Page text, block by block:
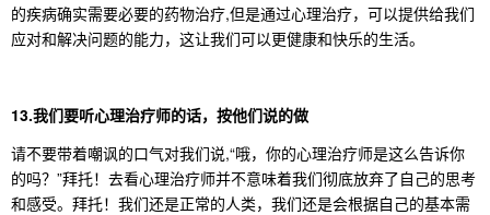
的疾病确实需要必要的药物治疗,但是通过心理治疗，可以提供给我们
应对和解决问题的能力，这让我们可以更健康和快乐的生活。
13.我们要听心理治疗师的话，按他们说的做
请不要带着嘲讽的口气对我们说,“哦，你的心理治疗师是这么告诉你
的吗？”拜托！去看心理治疗师并不意味着我们彻底放弃了自己的思考
和感受。拜托！我们还是正常的人类，我们还是会根据自己的基本需